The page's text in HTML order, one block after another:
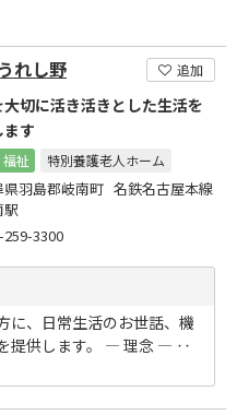
れし野 追加
切に活き活きとした生活を
す
祉 特別養護老人ホーム
県羽島郡岐南町 名鉄名古屋本線
駅
259-3300
に、日常生活のお世話、機
提供します。 ― 理念 ― ‥